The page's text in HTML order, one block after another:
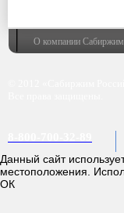
О компании Сабиржим
Данный сайт
местоположения.
ОК